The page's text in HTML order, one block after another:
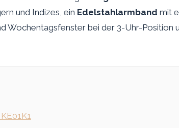
und Indizes, ein Edelstahlarmband mit
Wochentagsfenster bei der 3-Uhr-Position